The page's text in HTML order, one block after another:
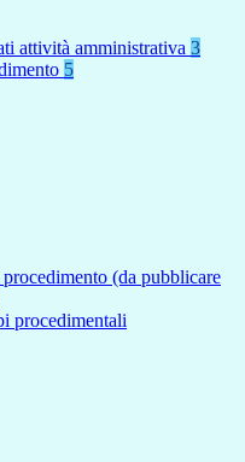
attività amministrativa 3
5
(da pubblicare
procedimentali